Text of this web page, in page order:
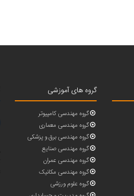
گروه های آموزشی
گروه مهندسی کامپیوتر
گروه مهندسی معماری
گروه مهندسی برق و پزشکی
گروه مهندسی صنایع
گروه مهندسی عمران
گروه مهندسی مکانیک
گروه علوم ورزشی